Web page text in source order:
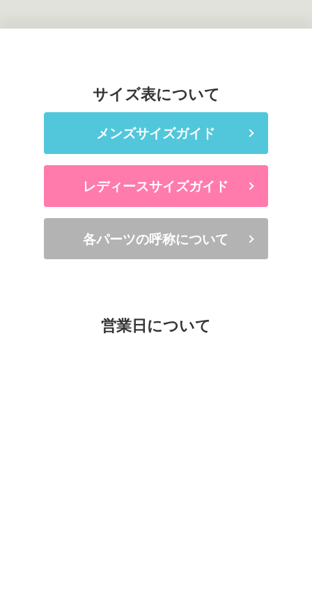
サイズ表について
メンズサイズガイド
レディースサイズガイド
各パーツの呼称について
営業日について